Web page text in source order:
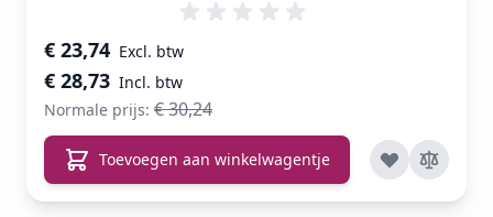
Speciale prijs
€ 28,73
€ 23,74
Normale prijs: € 30,24
Toevoegen aan winkelwagentje